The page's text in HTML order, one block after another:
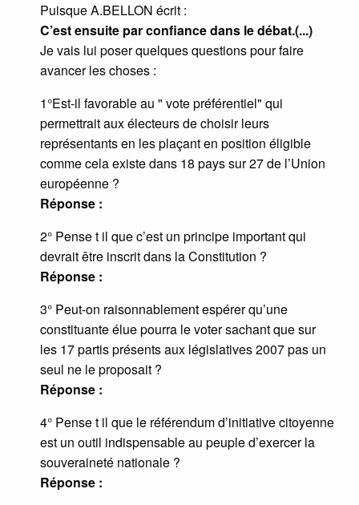
Puisque A.BELLON écrit :
C’est ensuite par confiance dans le débat.(...)
Je vais lui poser quelques questions pour faire
avancer les choses :
1°Est-il favorable au " vote préférentiel" qui
permettrait aux électeurs de choisir leurs
représentants en les plaçant en position éligible
comme cela existe dans 18 pays sur 27 de l’Union
européenne ?
Réponse :
2° Pense t il que c’est un principe important qui
devrait être inscrit dans la Constitution ?
Réponse :
3° Peut-on raisonnablement espérer qu’une
constituante élue pourra le voter sachant que sur
les 17 partis présents aux législatives 2007 pas un
seul ne le proposait ?
Réponse :
4° Pense t il que le référendum d’initiative citoyenne
est un outil indispensable au peuple d’exercer la
souveraineté nationale ?
Réponse :